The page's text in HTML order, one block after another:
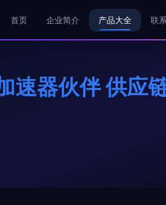
首页 企业简介 产品大全 联
速器伙伴 供应